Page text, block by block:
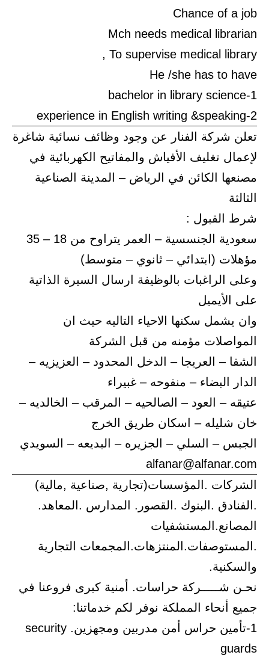
Chance of a job
Mch needs medical librarian
To supervise medical library ,
He /she has to have
1-bachelor in library science
2-experience in English writing &speaking
تعلن شركة الفنار عن وجود وظائف نسائية شاغرة
لإعمال تغليف الأفياش والمفاتيح الكهربائية في
مصنعها الكائن في الرياض – المدينة الصناعية
الثالثة
شرط القبول :
سعودية الجنسسية – العمر يتراوح من 18 – 35
مؤهلات (ابتدائي – ثانوي – متوسط)
وعلى الراغبات بالوظيفة ارسال السيرة الذاتية
على الأيميل
وان يشمل سكنها الاحياء التاليه حيث ان
المواصلات مؤمنه من قبل الشركة
الشفا – العريجا – الدخل المحدود – العزيزيه –
الدار البضاء – منفوحه – غبيراء
عتيقه – العود – الصالحيه – المرقب – الخالديه –
خان شليله – اسكان طريق الخرج
الجبس – السلي – الجزيره – البديعه – السويدي
alfanar@alfanar.com
الشركات .المؤسسات(تجارية ,صناعية ,مالية)
.الفنادق .البنوك .القصور. المدارس .المعاهد.
المصانع.المستشفيات
.المستوصفات.المنتزهات.المجمعات التجارية
والسكنية.
نحـن شـــــركة حراسات. أمنية كبرى فروعنا في
جميع أنحاء المملكة نوفر لكم خدماتنا:
1-تأمين حراس أمن مدربين ومجهزين. security
guards